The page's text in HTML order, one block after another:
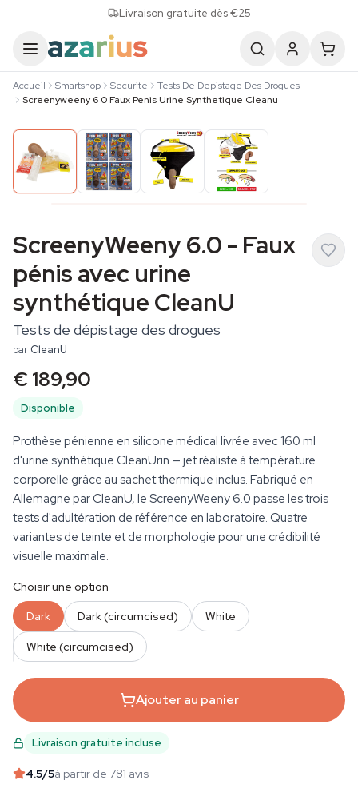
Livraison gratuite dès €25
Accueil Smartshop Securite
Tests De Depistage Des Drogues
Screenyweeny 6 0 Faux Penis Urine Synthetique Cleanu
ScreenyWeeny 6.0 - Faux
pénis avec urine
synthétique CleanU
Tests de dépistage des drogues
par CleanU
€ 189,90
Disponible
Prothèse pénienne en silicone médical livrée avec 160 ml
d'urine synthétique CleanUrin — jet réaliste à température
corporelle grâce au sachet thermique inclus. Fabriqué en
Allemagne par CleanU, le ScreenyWeeny 6.0 passe les trois
tests d'adultération de référence en laboratoire. Quatre
variantes de teinte et de morphologie pour une crédibilité
visuelle maximale.
QUANTITÉ
Choisir une option
Dark Dark (circumcised) White
White (circumcised)
Ajouter au panier
Livraison gratuite incluse
4.5/5à partir de 781 avis